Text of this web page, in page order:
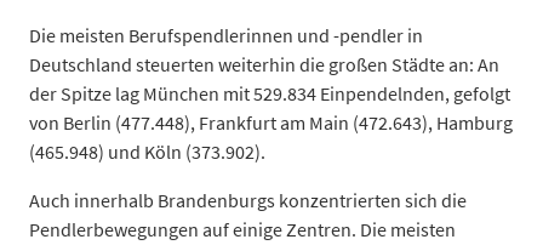
Die meisten Berufspendlerinnen und -pendler in
Deutschland steuerten weiterhin die großen Städte an: An
der Spitze lag München mit 529.834 Einpendelnden, gefolgt
von Berlin (477.448), Frankfurt am Main (472.643), Hamburg
(465.948) und Köln (373.902).
Auch innerhalb Brandenburgs konzentrierten sich die
Pendlerbewegungen auf einige Zentren. Die meisten